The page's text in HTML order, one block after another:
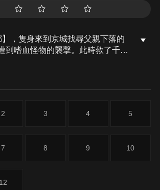
，隻身來到京城找尋父親下落的
到嗜血怪物的襲擊。此時救了千鶴
歲三。
2 3 4 5
7 8 9 10
12